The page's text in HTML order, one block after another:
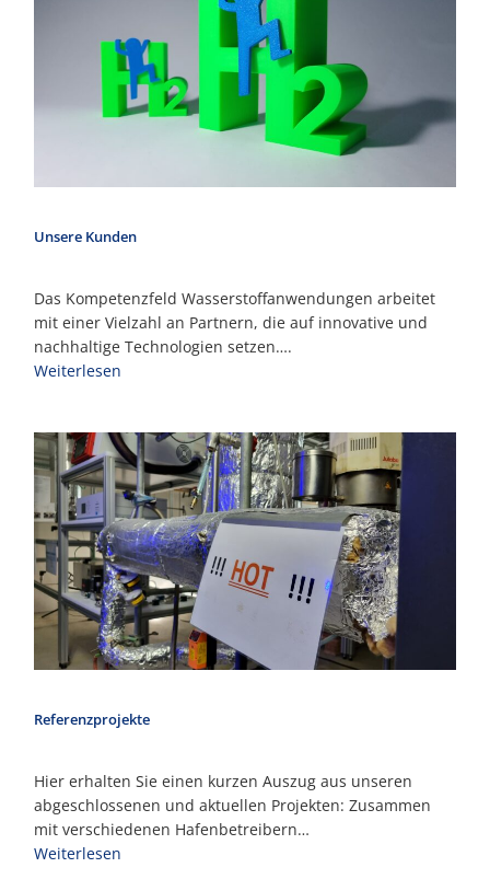
Unsere Kunden
Das Kompetenzfeld Wasserstoffanwendungen arbeitet
mit einer Vielzahl an Partnern, die auf innovative und
nachhaltige Technologien setzen….
Weiterlesen
Referenzprojekte
Hier erhalten Sie einen kurzen Auszug aus unseren
abgeschlossenen und aktuellen Projekten: Zusammen
mit verschiedenen Hafenbetreibern…
Weiterlesen